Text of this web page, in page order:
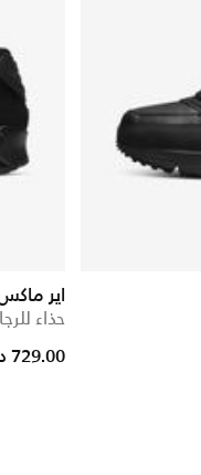
اير ماكس
حذاء
729.00 درهم